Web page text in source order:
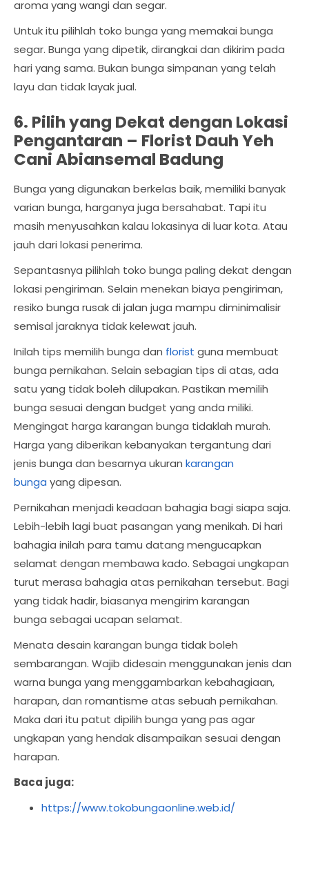
aroma yang wangi dan segar.
Untuk itu pilihlah toko bunga yang memakai bunga
segar. Bunga yang dipetik, dirangkai dan dikirim pada
hari yang sama. Bukan bunga simpanan yang telah
layu dan tidak layak jual.
6. Pilih yang Dekat dengan Lokasi
Pengantaran – Florist Dauh Yeh
Cani Abiansemal Badung
Bunga yang digunakan berkelas baik, memiliki banyak
varian bunga, harganya juga bersahabat. Tapi itu
masih menyusahkan kalau lokasinya di luar kota. Atau
jauh dari lokasi penerima.
Sepantasnya pilihlah toko bunga paling dekat dengan
lokasi pengiriman. Selain menekan biaya pengiriman,
resiko bunga rusak di jalan juga mampu diminimalisir
semisal jaraknya tidak kelewat jauh.
Inilah tips memilih bunga dan florist guna membuat
bunga pernikahan. Selain sebagian tips di atas, ada
satu yang tidak boleh dilupakan. Pastikan memilih
bunga sesuai dengan budget yang anda miliki.
Mengingat harga karangan bunga tidaklah murah.
Harga yang diberikan kebanyakan tergantung dari
jenis bunga dan besarnya ukuran karangan
bunga yang dipesan.
Pernikahan menjadi keadaan bahagia bagi siapa saja.
Lebih-lebih lagi buat pasangan yang menikah. Di hari
bahagia inilah para tamu datang mengucapkan
selamat dengan membawa kado. Sebagai ungkapan
turut merasa bahagia atas pernikahan tersebut. Bagi
yang tidak hadir, biasanya mengirim karangan
bunga sebagai ucapan selamat.
Menata desain karangan bunga tidak boleh
sembarangan. Wajib didesain menggunakan jenis dan
warna bunga yang menggambarkan kebahagiaan,
harapan, dan romantisme atas sebuah pernikahan.
Maka dari itu patut dipilih bunga yang pas agar
ungkapan yang hendak disampaikan sesuai dengan
harapan.
Baca juga:
https://www.tokobungaonline.web.id/